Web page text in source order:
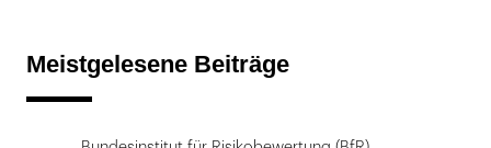
Meistgelesene Beiträge